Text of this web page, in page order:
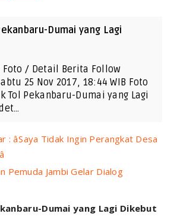
Dumai yang Lagi
/ Detail Berita Follow
25 Nov 2017, 18:44 WIB Foto
Tol Pekanbaru-Dumai yang Lagi
: âSaya Tidak Ingin Perangkat Desa
Pemuda Jambi Gelar Dialog
Dumai yang Lagi Dikebut